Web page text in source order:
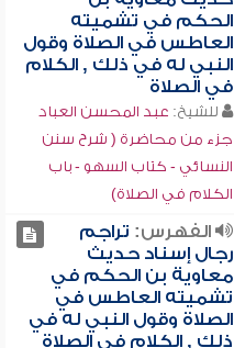
الحكم في تشميته
العاطس في الصلاة وقول
النبي له في ذلك , الكلام
في الصلاة
للشيخ: عبد المحسن العباد
جزء من محاضرة ( شرح سنن
النسائي - كتاب السهو - باب
الكلام في الصلاة)
الفهرس: تراجم
رجال إسناد حديث
معاوية بن الحكم في
تشميته العاطس في
الصلاة وقول النبي له في
ذلك , الكلام في الصلاة